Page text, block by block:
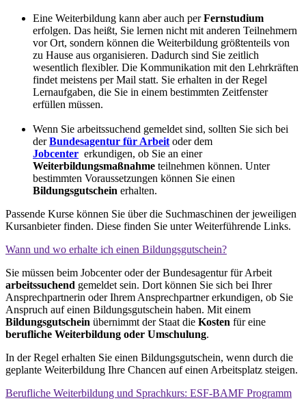
Eine Weiterbildung kann aber auch perFernstudium
erfolgen. Das heißt, Sie lernen nicht mit anderen Teilnehmern
vor Ort, sondern können die Weiterbildung größtenteils von
zu Hause aus organisieren. Dadurch sind Sie zeitlich
wesentlich flexibler. Die Kommunikation mit den Lehrkräften
findet meistens per Mail statt. Sie erhalten in der Regel
Lernaufgaben, die Sie in einem bestimmten Zeitfenster
erfüllen müssen.
Wenn Sie arbeitssuchend gemeldet sind, sollten Sie sich bei
derBundesagentur für Arbeit oder dem
Jobcenter erkundigen, ob Sie an einer
Weiterbildungsmaßnahme teilnehmen können. Unter
bestimmten Voraussetzungen können Sie einen
Bildungsgutschein erhalten.
Passende Kurse können Sie über die Suchmaschinen der jeweiligen
Kursanbieter finden. Diese finden Sie unter Weiterführende Links.
Wann und wo erhalte ich einen Bildungs­gutschein?
Sie müssen beim Jobcenter oder der Bundesagentur für Arbeit
arbeitssuchend gemeldet sein. Dort können Sie sich bei Ihrer
Ansprechpartnerin oder Ihrem Ansprechpartner erkundigen, ob Sie
Anspruch auf einen Bildungsgutschein haben. Mit einem
Bildungsgutschein übernimmt der Staat die Kosten für eine
berufliche Weiterbildung oder Umschulung.
In der Regel erhalten Sie einen Bildungsgutschein, wenn durch die
geplante Weiterbildung Ihre Chancen auf einen Arbeitsplatz steigen.
Beruf­liche Weiter­bildung und Sprach­kurs: ESF-BAMF Programm